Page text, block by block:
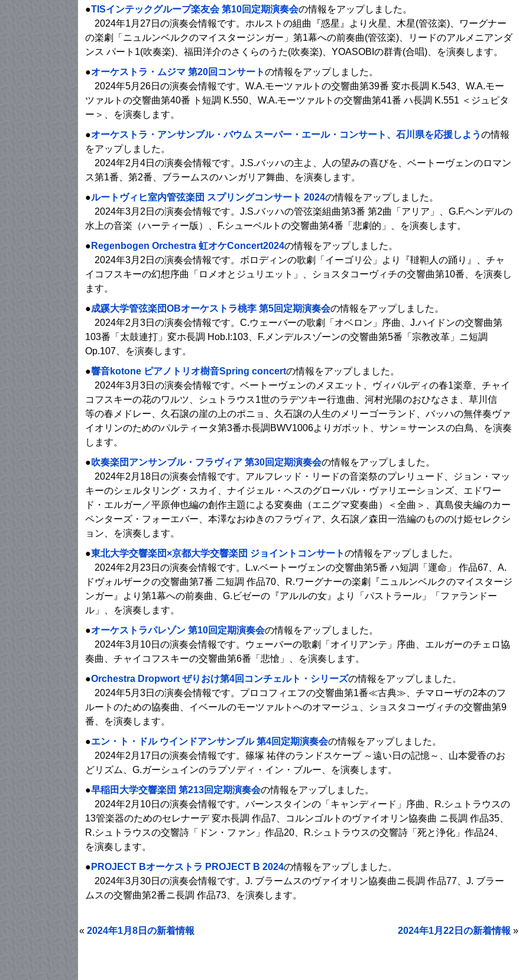
●TISインテックグループ楽友会 第10回定期演奏会の情報をアップしました。
2024年1月27日の演奏会情報です。ホルストの組曲『惑星』より火星、木星(管弦楽)、ワーグナー
の楽劇「ニュルンベルクのマイスタージンガー」第1幕への前奏曲(管弦楽)、リードのアルメニアンダ
ンス パート1(吹奏楽)、福田洋介のさくらのうた(吹奏楽)、YOASOBIの群青(合唱)、を演奏します。
●オーケストラ・ムジマ 第20回コンサートの情報をアップしました。
2024年5月26日の演奏会情報です。W.A.モーツァルトの交響曲第39番 変ホ長調 K.543、W.A.モー
ツァルトの交響曲第40番 ト短調 K.550、W.A.モーツァルトの交響曲第41番 ハ長調 K.551 ＜ジュピタ
ー＞、を演奏します。
●オーケストラ・アンサンブル・バウム スーパー・エール・コンサート、石川県を応援しようの情報
をアップしました。
2024年2月4日の演奏会情報です。J.S.バッハの主よ、人の望みの喜びを、ベートーヴェンのロマン
ス第1番、第2番、ブラームスのハンガリア舞曲、を演奏します。
●ルートヴィヒ室内管弦楽団 スプリングコンサート 2024の情報をアップしました。
2024年3月2日の演奏会情報です。J.S.バッハの管弦楽組曲第3番 第2曲「アリア」、G.F.ヘンデルの
水上の音楽（ハーティー版）、F.シューベルトの交響曲第4番「悲劇的」、を演奏します。
● Regenbogen Orchestra 虹オケConcert2024の情報をアップしました。
2024年3月2日の演奏会情報です。ボロディンの歌劇「イーゴリ公」より『韃靼人の踊り』、チャ
イコフスキーの幻想序曲「ロメオとジュリエット」、ショスタコーヴィチの交響曲第10番、を演奏し
ます。
●成蹊大学管弦楽団OBオーケストラ桃李 第5回定期演奏会の情報をアップしました。
2024年2月3日の演奏会情報です。C.ウェーバーの歌劇「オベロン」序曲、J.ハイドンの交響曲第
103番「太鼓連打」変ホ長調 Hob.I:103、F.メンデルスゾーンの交響曲第5番「宗教改革」ニ短調
Op.107、を演奏します。
●響音kotone ピアノトリオ樹音Spring concertの情報をアップしました。
2024年3月3日の演奏会情報です。ベートーヴェンのメヌエット、ヴィバルディの春1楽章、チャイ
コフスキーの花のワルツ、シュトラウス1世のラデツキー行進曲、河村光陽のおひなさま、草川信
等の春メドレー、久石譲の崖の上のポニョ、久石譲の人生のメリーゴーランド、バッハの無伴奏ヴァ
イオリンのためのパルティータ第3番ホ長調BWV1006よりガボット、サン＝サーンスの白鳥、を演奏
します。
●吹奏楽団アンサンブル・フラヴィア 第30回定期演奏会の情報をアップしました。
2024年2月18日の演奏会情報です。アルフレッド・リードの音楽祭のプレリュード、ジョン・マッ
キーのシェルタリング・スカイ、ナイジェル・ヘスのグローバル・ヴァリエーションズ、エドワー
ド・エルガー／平原伸也編の創作主題による変奏曲（エニグマ変奏曲）＜全曲＞、真島俊夫編のカー
ペンターズ・フォーエバー、本澤なおゆきのフラヴィア、久石譲／森田一浩編のもののけ姫セレクシ
ョン、を演奏します。
●東北大学交響楽団×京都大学交響楽団 ジョイントコンサートの情報をアップしました。
2024年2月23日の演奏会情報です。L.v.ベートーヴェンの交響曲第5番 ハ短調「運命」 作品67、A.
ドヴォルザークの交響曲第7番 二短調 作品70、R.ワーグナーの楽劇『ニュルンベルクのマイスタージ
ンガー』より第1幕への前奏曲、G.ビゼーの『アルルの女』より「パストラール」「ファランドー
ル」、を演奏します。
●オーケストラパレゾン 第10回定期演奏会の情報をアップしました。
2024年3月10日の演奏会情報です。ウェーバーの歌劇「オイリアンテ」序曲、エルガーのチェロ協
奏曲、チャイコフスキーの交響曲第6番「悲愴」、を演奏します。
●Orchestra Dropwort ぜりおけ第4回コンチェルト・シリーズの情報をアップしました。
2024年5月3日の演奏会情報です。プロコフィエフの交響曲第1番≪古典≫、チマローザの2本のフ
ルートのための協奏曲、イベールのモーツァルトへのオマージュ、ショスタコーヴィチの交響曲第9
番、を演奏します。
●エン・ト・ドル ウインドアンサンブル 第4回定期演奏会の情報をアップしました。
2024年2月17日の演奏会情報です。篠塚 祐伴のランドスケープ ～遠い日の記憶～、山本愛香のお
どリズム、G.ガーシュインのラプソディ・イン・ブルー、を演奏します。
●早稲田大学交響楽団 第213回定期演奏会の情報をアップしました。
2024年2月10日の演奏会情報です。バーンスタインの「キャンディード」序曲、R.シュトラウスの
13管楽器のためのセレナーデ 変ホ長調 作品7、コルンゴルトのヴァイオリン協奏曲 ニ長調 作品35、
R.シュトラウスの交響詩「ドン・ファン」作品20、R.シュトラウスの交響詩「死と浄化」作品24、
を演奏します。
● PROJECT Bオーケストラ PROJECT B 2024の情報をアップしました。
2024年3月30日の演奏会情報です。J. ブラームスのヴァイオリン協奏曲ニ長調 作品77、J. ブラー
ムスの交響曲第2番ニ長調 作品73、を演奏します。
« 2024年1月8日の新着情報 2024年1月22日の新着情報 »